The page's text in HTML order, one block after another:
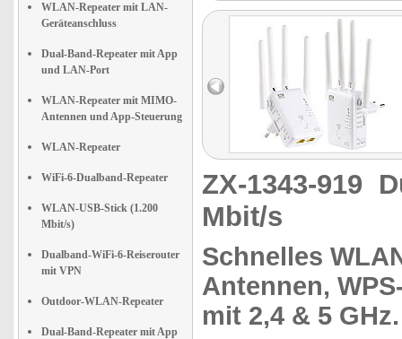
WLAN-Repeater mit LAN-
Geräteanschluss
Dual-Band-Repeater mit App
und LAN-Port
WLAN-Repeater mit MIMO-
Antennen und App-Steuerung
WLAN-Repeater
WiFi-6-Dualband-Repeater
WLAN-USB-Stick (1.200
Mbit/s)
Dualband-WiFi-6-Reiserouter
mit VPN
Outdoor-WLAN-Repeater
Dual-Band-Repeater mit App
ZX-1343-919
Mbit/s
Schnelles
Antennen,
mit 2,4 & 5 GHz.